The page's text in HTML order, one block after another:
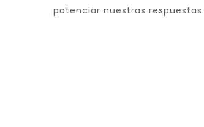
potenciar nuestras respuestas.